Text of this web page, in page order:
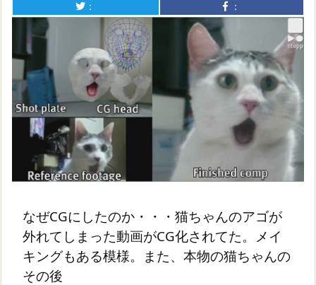
： ：
なぜCGにしたのか・・・猫ちゃんのアゴが
外れてしまった動画がCG化されてた。メイ
キングもある模様。また、本物の猫ちゃんの
その後